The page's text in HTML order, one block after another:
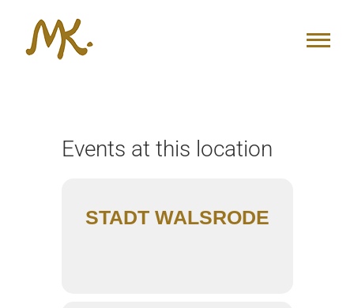
springen
Events at this location
STADT WALSRODE